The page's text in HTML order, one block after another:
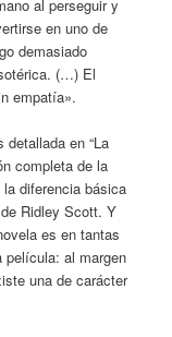
al perseguir y
en uno de
demasiado
(…) El
empatía».
en “La
completa de la
diferencia básica
Ridley Scott. Y
es en tantas
película: al margen
una de carácter